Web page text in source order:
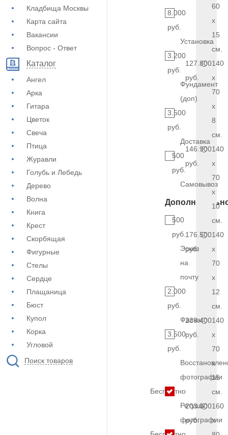
Кладбища Москвы
Карта сайта
Вакансии
Вопрос - Ответ
Каталог
Ангел
Арка
Гитара
Цветок
Свеча
Птица
Журавли
Голубь и Лебедь
Дерево
Волна
Книга
Крест
Скорбящая
Фигурные
Стелы
Сердце
Плащаница
Бюст
Купол
Корка
Угловой
Поиск товаров
8.000
руб.
Установка
3.200
руб.
Фундамент
(доп)
3.500
руб.
Доставка
500
руб.
Самовывоз
500
руб.
Эскиз
на
почту
2.000
руб.
Фаска
3.500
руб.
фотографии
Бесплатно
Ретушь
фотографии
60
x
15
см.
127.800
руб.
140
x
70
x
8
см.
146.900
руб.
140
x
70
x
10
см.
176.500
руб.
140
x
70
x
12
см.
239.400
руб.
140
x
70
x
15
см.
203.000
руб.
160
x